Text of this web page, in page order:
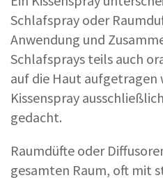
Schlafspray oder
Anwendung und
Schlafsprays teils auch
auf die Haut aufgetragen
Kissenspray
gedacht.
Raumdüfte oder
gesamten Raum, oft mit